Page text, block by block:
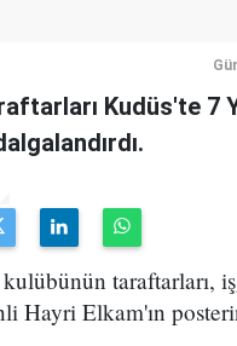
Kudüs'te 7
taraftarları,
Elkam'ın